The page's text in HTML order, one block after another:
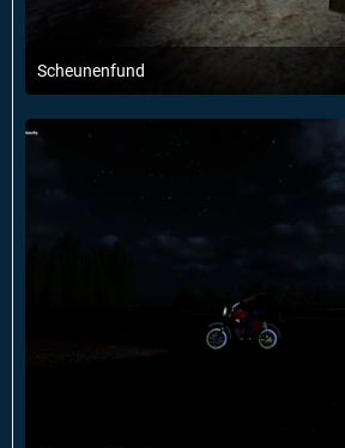
Scheunenfund
9. Dezember 2016 um 20:25